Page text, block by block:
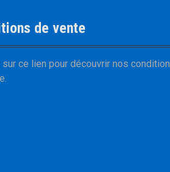
de vente
sur ce lien pour découvrir nos
.